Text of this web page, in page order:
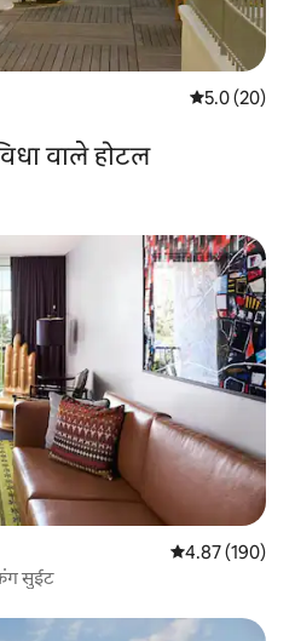
औसत रेटिंग 5
5.0 (20)
वाले होटल
औसत रेटिंग 5 में से
4.87 (190)
सुईट